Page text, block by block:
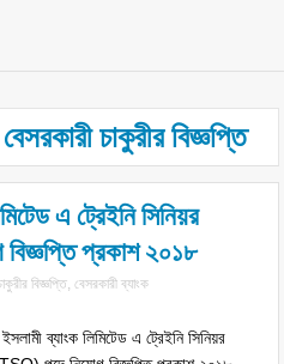
বেসরকারী চাকুরীর বিজ্ঞপ্তি
এ ট্রেইনি সিনিয়র
প্রকাশ ২০১৮
বিজ্ঞপ্তি,বেসরকারী ব্যাংক
ব্যাংক লিমিটেড এ ট্রেইনি সিনিয়র